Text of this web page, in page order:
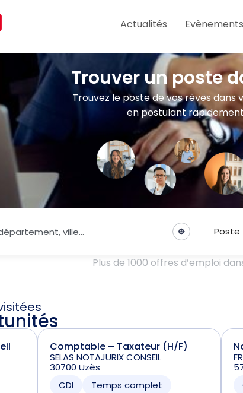
Actualités Evènements
Trouver un poste
Trouvez le poste de vos rêves
en postulant
Poste
Plus de 1000 offres d’emploi
Comptable – Taxateur (H/F)
SELAS NOTAJURIX CONSEIL
30700 Uzès
CDI
Temps complet